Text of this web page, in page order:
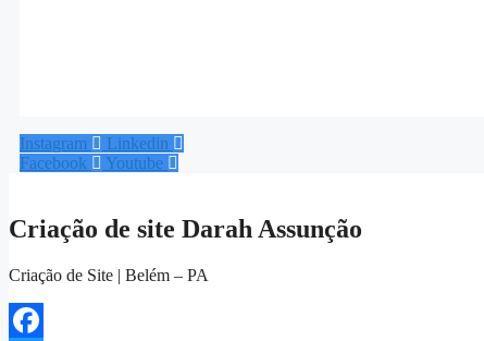
Instagram
Linkedin
Facebook
Youtube
Criação de site Darah Assunção
Criação de Site | Belém – PA